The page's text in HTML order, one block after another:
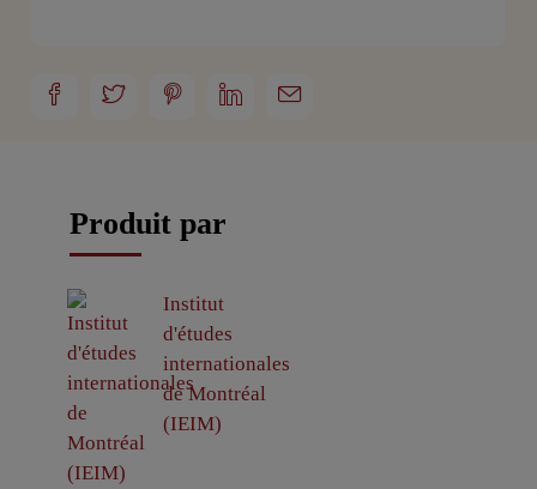
Produit par
Institut
d'études
internationales
de Montréal
(IEIM)